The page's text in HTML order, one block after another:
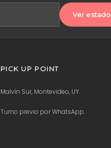
Ver estado
PICK UP POINT
Malvín Sur, Montevideo, UY.
Turno previo por WhatsApp.